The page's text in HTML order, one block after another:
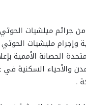
جرائم ميلشيات
وإجرام مليشيات
الحصانة الأممية
والأحياء السكنية
.